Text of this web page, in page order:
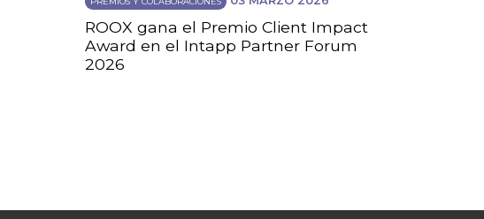
ROOX gana el Premio Client Impact
Award en el Intapp Partner Forum
2026